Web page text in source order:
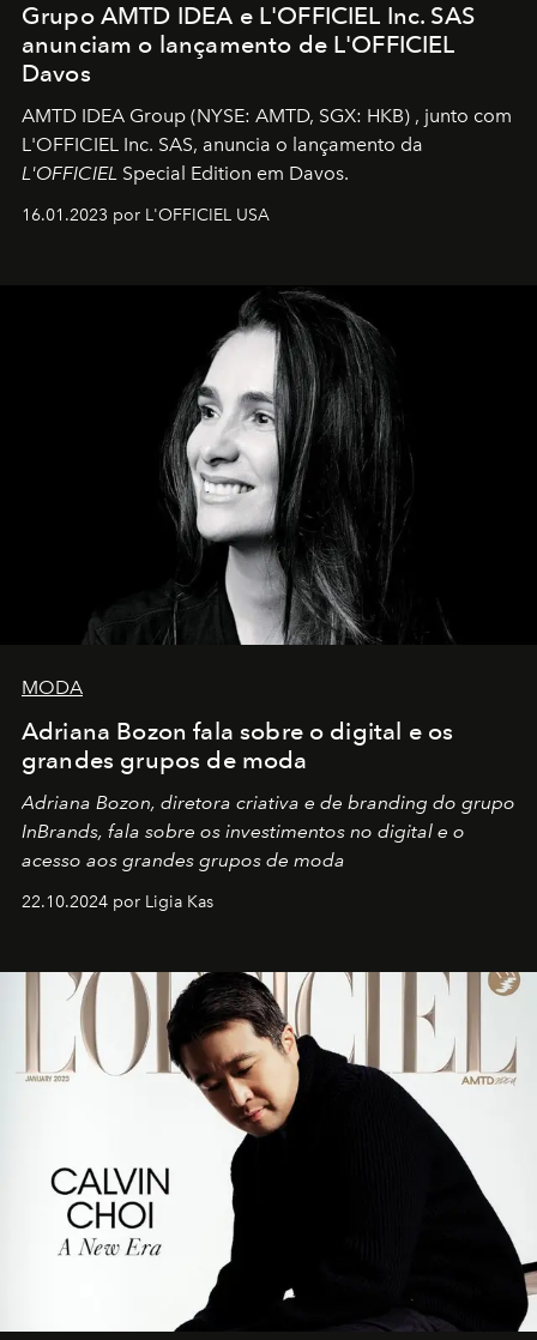
Grupo AMTD IDEA e L'OFFICIEL Inc. SAS
anunciam o lançamento de L'OFFICIEL
Davos
AMTD IDEA Group (NYSE: AMTD, SGX: HKB) , junto com
L'OFFICIEL Inc. SAS, anuncia o lançamento da
L'OFFICIEL Special Edition em Davos.
16.01.2023 por L'OFFICIEL USA
MODA
Adriana Bozon fala sobre o digital e os
grandes grupos de moda
Adriana Bozon, diretora criativa e de branding do grupo
InBrands, fala sobre os investimentos no digital e o
acesso aos grandes grupos de moda
22.10.2024 por Ligia Kas